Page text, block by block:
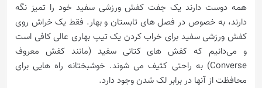
همه دوست دارند یک جفت کفش ورزشی سفید خود را تمیز نگه
دارند، به خصوص در فصل های تابستان و بهار. فقط یک خراش روی
کفش ورزشی سفید برای خراب کردن یک تیپ بهاری عالی کافی است
و می‌دانیم که کفش های کتانی سفید (مانند کفش معروف
Converse) به راحتی کثیف می شوند. خوشبختانه راه هایی برای
محافظت از آنها در برابر لک شدن وجود دارد.